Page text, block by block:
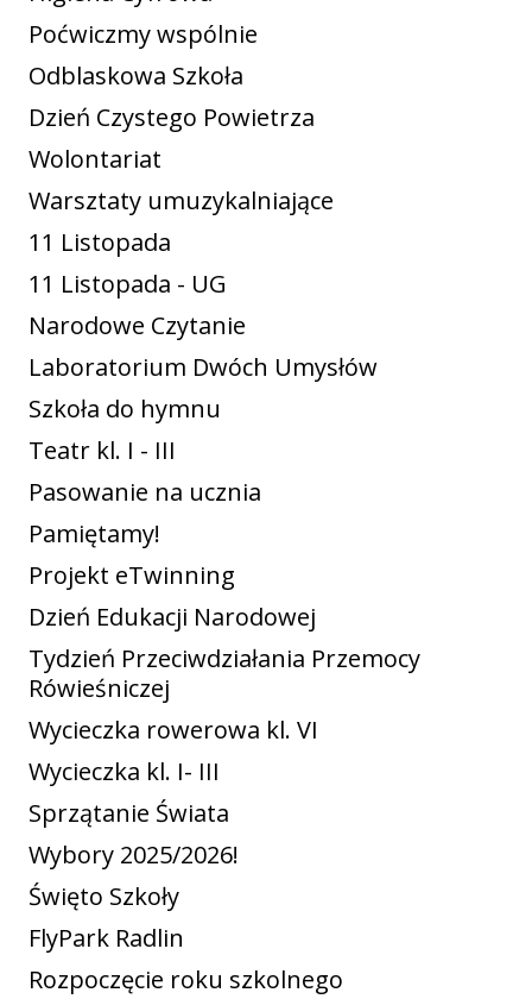
Poćwiczmy wspólnie
Odblaskowa Szkoła
Dzień Czystego Powietrza
Wolontariat
Warsztaty umuzykalniające
11 Listopada
11 Listopada - UG
Narodowe Czytanie
Laboratorium Dwóch Umysłów
Szkoła do hymnu
Teatr kl. I - III
Pasowanie na ucznia
Pamiętamy!
Projekt eTwinning
Dzień Edukacji Narodowej
Tydzień Przeciwdziałania Przemocy
Rówieśniczej
Wycieczka rowerowa kl. VI
Wycieczka kl. I- III
Sprzątanie Świata
Wybory 2025/2026!
Święto Szkoły
FlyPark Radlin
Rozpoczęcie roku szkolnego